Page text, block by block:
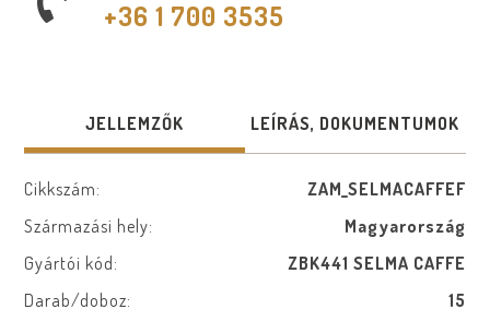
+36 1 700 3535
JELLEMZŐK LEÍRÁS, DOKUMENTUMOK
Cikkszám:
ZAM_SELMACAFFEF
Származási hely:
Magyarország
Gyártói kód:
ZBK441 SELMA CAFFE
Darab/doboz:
15